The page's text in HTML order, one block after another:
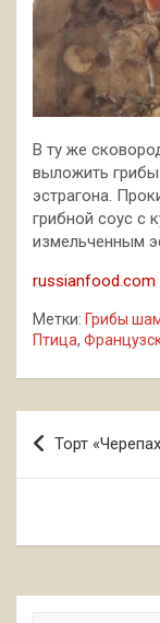
В ту же
выложить грибы
эстрагона.
грибной соус с
измельченным
russianfood.com
Метки: Грибы
Птица,
Навигация
по
Торт